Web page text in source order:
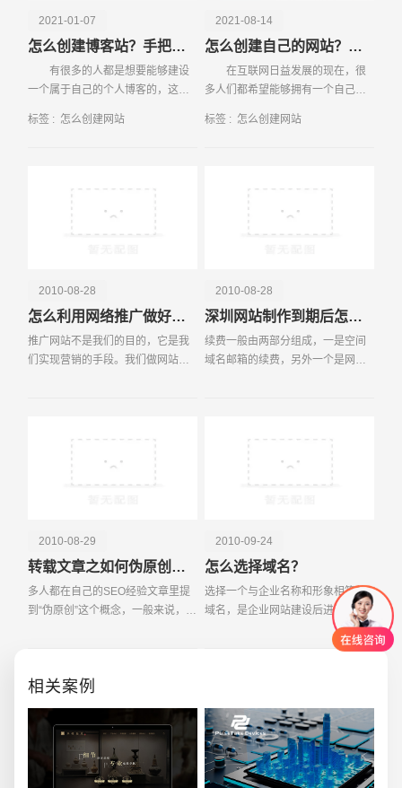
2021-01-07
怎么创建博客站？手把手教你创建网站
有很多的人都是想要能够建设
一个属于自己的个人博客的，这样
一小片天地，可以与众多网友分享
标签 : 怎么创建网站
2021-08-14
怎么创建自己的网站？这些事项一定要知晓！
在互联网日益发展的现在，很
多人们都希望能够拥有一个自己网
润，因为网站不仅能够实现赚钱的
标签 : 怎么创建网站
2010-08-28
怎么利用网络推广做好产品营销
推广网站不是我们的目的，它是我
们实现营销的手段。我们做网站推
2010-08-28
深圳网站制作到期后怎么续费？
续费一般由两部分组成，一是空间
域名邮箱的续费，另外一个是网站
2010-08-29
转载文章之如何伪原创处理？
多人都在自己的SEO经验文章里提
到“伪原创”这个概念，一般来说，无
今天就给大家来聊
2010-09-24
怎么选择域名？
选择一个与企业名称和形象相符的
域名，是企业网站建设后进行网络
营销的前提。由于域名具有惟一
性，一个域名一旦注册成功，任何
相关案例
电话 微信号